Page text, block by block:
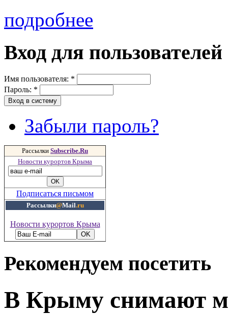
подробнее
Вход для пользователей
Имя пользователя: *
Пароль: *
Забыли пароль?
Рассылки Subscribe.Ru
Новости курортов Крыма
Подписаться письмом
Рассылки@Mail.ru
Новости курортов Крыма
Рекомендуем посетить
В Крыму снимают